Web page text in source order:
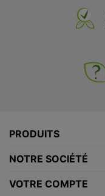
PRODUITS
NOTRE SOCIÉTÉ
VOTRE COMPTE